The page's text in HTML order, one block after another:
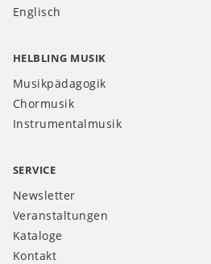
Englisch
HELBLING MUSIK
Musikpädagogik
Chormusik
Instrumentalmusik
SERVICE
Newsletter
Veranstaltungen
Kataloge
Kontakt